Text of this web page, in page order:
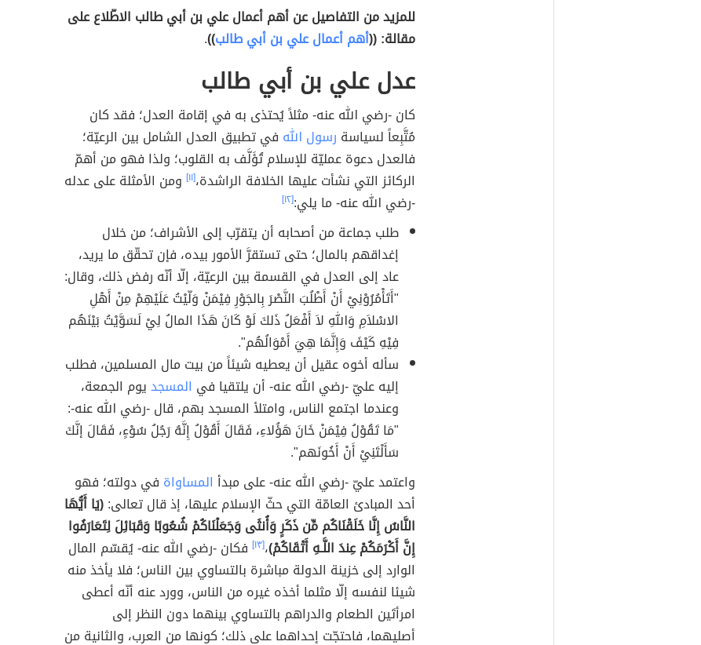
للمزيد من التفاصيل عن أهم أعمال علي بن أبي طالب الاطّلاع على
مقالة: ((أهم أعمال علي بن أبي طالب))
.
عدل علي بن أبي طالب
كان -رضي الله عنه- مثلاً يُحتذى به في إقامة العدل؛ فقد كان
مُتَّبِعاً لسياسة رسول الله في تطبيق العدل الشامل بين الرعيّة؛
فالعدل دعوة عمليّة للإسلام تُؤَلَّف به القلوب؛ ولذا فهو من أهمّ
الركائز التي نشأت عليها الخلافة الراشدة،[١١]
ومن الأمثلة على عدله
-رضي الله عنه- ما يلي:[١٢]
طلب جماعة من أصحابه أن يتقرّب إلى الأشراف؛ من خلال
إغداقهم بالمال؛ حتى تستقرَّ الأمور بيده، فإن تحقّق ما يريد،
عاد إلى العدل في القسمة بين الرعيّة، إلّا أنّه رفض ذلك، وقال:
"أَتَأْمُرُوْنِيْ أَنْ أَطْلُبَ النَّصْرَ بِالجَوْرِ فِيْمَنْ وَلّيْتُ عَلَيْهِمْ مِنْ أَهْلِ
الاسْلاَمِ وَاللهِ لاَ أَفْعَلُ ذَلكَ لَوْ كَانَ هَذَا المالُ لِيْ لَسَوَّيْتُ بَيْنَهُم
فِيْهِ كَيْفَ وَإِنَّمَا هِيَ أَمْوَالُهُم".
سأله أخوه عقيل أن يعطيه شيئاً من بيت مال المسلمين، فطلب
إليه عليّ -رضي الله عنه- أن يلتقيا في المسجديوم الجمعة،
وعندما اجتمع الناس، وامتلأ المسجد بهم، قال -رضي الله عنه-:
"مَا تَقُوْلُ فِيْمَنْ خَانَ هَؤُلاءِ، فَقَالَ أَقُوْلُ إِنَّهُ رَجُلُ سُوْءٍ، فَقَالَ إنَّكَ
سَأَلْتَنِيْ أَنْ أَخُونَهم".
واعتمد عليّ -رضي الله عنه- على مبدأ المساواة في دولته؛ فهو
أحد المبادئ العامّة التي حثّ الإسلام عليها، إذ قال تعالى:(يَا أَيُّهَا
النَّاسُ إِنَّا خَلَقْنَاكُم مِّن ذَكَرٍ وَأُنثَى وَجَعَلْنَاكُمْ شُعُوبًا وَقَبَائِلَ لِتَعَارَفُوا
إِنَّ أَكْرَمَكُمْ عِندَ اللَّـهِ أَتْقَاكُمْ)،[١٣]
فكان -رضي الله عنه- يُقسّم المال
الوارد إلى خزينة الدولة مباشرة بالتساوي بين الناس؛ فلا يأخذ منه
شيئا لنفسه إلّا مثلما أخذه غيره من الناس، وورد عنه أنّه أعطى
امرأتَين الطعام والدراهم بالتساوي بينهما دون النظر إلى
أصليهما، فاحتجّت إحداهما على ذلك؛ كونها من العرب، والثانية من